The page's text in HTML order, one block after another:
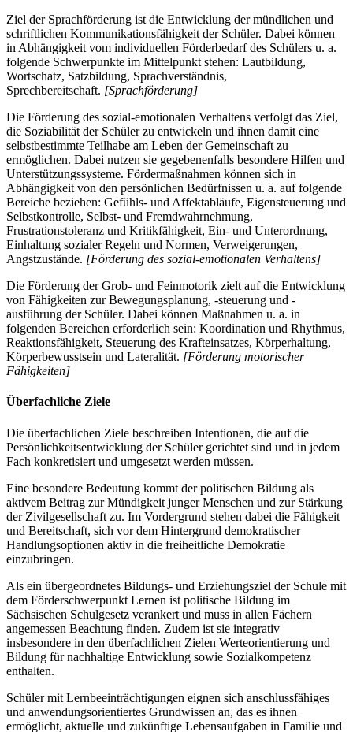
Ziel der Sprachförderung ist die Entwicklung der mündlichen und
schriftlichen Kommunikationsfähigkeit der Schüler. Dabei können
in Abhängigkeit vom individuellen Förderbedarf des Schülers u. a.
folgende Schwerpunkte im Mittelpunkt stehen: Lautbildung,
Wortschatz, Satzbildung, Sprachverständnis,
Sprechbereitschaft. [Sprachförderung]
Die Förderung des sozial-emotionalen Verhaltens verfolgt das Ziel,
die Soziabilität der Schüler zu entwickeln und ihnen damit eine
selbstbestimmte Teilhabe am Leben der Gemeinschaft zu
ermöglichen. Dabei nutzen sie gegebenenfalls besondere Hilfen und
Unterstützungssysteme. Fördermaßnahmen können sich in
Abhängigkeit von den persönlichen Bedürfnissen u. a. auf folgende
Bereiche beziehen: Gefühls- und Affektabläufe, Eigensteuerung und
Selbstkontrolle, Selbst- und Fremdwahrnehmung,
Frustrationstoleranz und Kritikfähigkeit, Ein- und Unterordnung,
Einhaltung sozialer Regeln und Normen, Verweigerungen,
Angstzustände. [Förderung des sozial-emotionalen Verhaltens]
Die Förderung der Grob- und Feinmotorik zielt auf die Entwicklung
von Fähigkeiten zur Bewegungsplanung, -steuerung und -
ausführung der Schüler. Dabei können Maßnahmen u. a. in
folgenden Bereichen erforderlich sein: Koordination und Rhythmus,
Reaktionsfähigkeit, Steuerung des Krafteinsatzes, Körperhaltung,
Körperbewusstsein und Lateralität. [Förderung motorischer
Fähigkeiten]
Überfachliche Ziele
Die überfachlichen Ziele beschreiben Intentionen, die auf die
Persönlichkeitsentwicklung der Schüler gerichtet sind und in jedem
Fach konkretisiert und umgesetzt werden müssen.
Eine besondere Bedeutung kommt der politischen Bildung als
aktivem Beitrag zur Mündigkeit junger Menschen und zur Stärkung
der Zivilgesellschaft zu. Im Vordergrund stehen dabei die Fähigkeit
und Bereitschaft, sich vor dem Hintergrund demokratischer
Handlungsoptionen aktiv in die freiheitliche Demokratie
einzubringen.
Als ein übergeordnetes Bildungs- und Erziehungsziel der Schule mit
dem Förderschwerpunkt Lernen ist politische Bildung im
Sächsischen Schulgesetz verankert und muss in allen Fächern
angemessen Beachtung finden. Zudem ist sie integrativ
insbesondere in den überfachlichen Zielen Werteorientierung und
Bildung für nachhaltige Entwicklung sowie Sozialkompetenz
enthalten.
Schüler mit Lernbeeinträchtigungen eignen sich anschlussfähiges
und anwendungsorientiertes Grundwissen an, das es ihnen
ermöglicht, aktuelle und zukünftige Lebensaufgaben in Familie und